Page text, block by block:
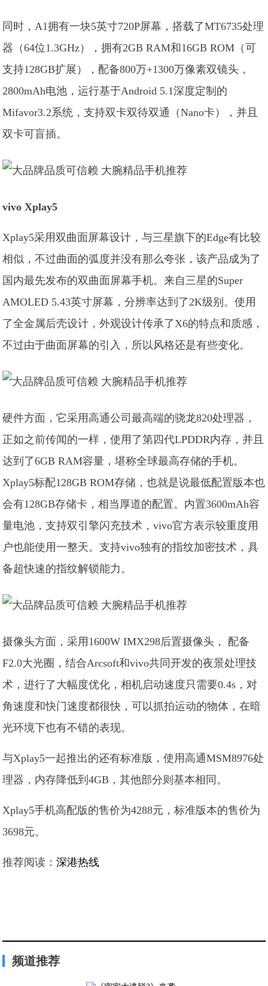
同时，A1拥有一块5英寸720P屏幕，搭载了MT6735处理
器（64位1.3GHz），拥有2GB RAM和16GB ROM（可
支持128GB扩展），配备800万+1300万像素双镜头，
2800mAh电池，运行基于Android 5.1深度定制的
Mifavor3.2系统，支持双卡双待双通（Nano卡），并且
双卡可盲插。
vivo Xplay5
Xplay5采用双曲面屏幕设计，与三星旗下的Edge有比较
相似，不过曲面的弧度并没有那么夸张，该产品成为了
国内最先发布的双曲面屏幕手机。来自三星的Super
AMOLED 5.43英寸屏幕，分辨率达到了2K级别。使用
了全金属后壳设计，外观设计传承了X6的特点和质感，
不过由于曲面屏幕的引入，所以风格还是有些变化。
硬件方面，它采用高通公司最高端的骁龙820处理器，
正如之前传闻的一样，使用了第四代LPDDR内存，并且
达到了6GB RAM容量，堪称全球最高存储的手机。
Xplay5标配128GB ROM存储，也就是说最低配置版本也
会有128GB存储卡，相当厚道的配置。内置3600mAh容
量电池，支持双引擎闪充技术，vivo官方表示较重度用
户也能使用一整天。支持vivo独有的指纹加密技术，具
备超快速的指纹解锁能力。
摄像头方面，采用1600W IMX298后置摄像头， 配备
F2.0大光圈，结合Arcsoft和vivo共同开发的夜景处理技
术，进行了大幅度优化，相机启动速度只需要0.4s，对
角速度和快门速度都很快，可以抓拍运动的物体，在暗
光环境下也有不错的表现。
与Xplay5一起推出的还有标准版，使用高通MSM8976处
理器，内存降低到4GB，其他部分则基本相同。
Xplay5手机高配版的售价为4288元，标准版本的售价为
3698元。
推荐阅读：深港热线
频道推荐